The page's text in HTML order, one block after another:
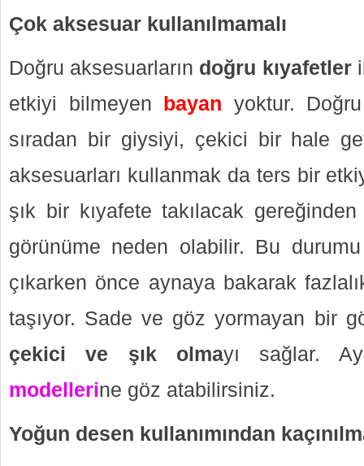
Çok aksesuar kullanılmamalı
Doğru aksesuarların doğru kıyafetler
etkiyi bilmeyen
bayan yoktur.
sıradan bir giysiyi, çekici bir hale
aksesuarları kullanmak da ters bir
şık bir kıyafete takılacak
görünüme neden olabilir. Bu
çıkarken önce aynaya bakarak
taşıyor. Sade ve göz yormayan bir
çekici ve şık olmayı sağlar.
modellerine göz atabilirsiniz.
Yoğun desen kullanımından